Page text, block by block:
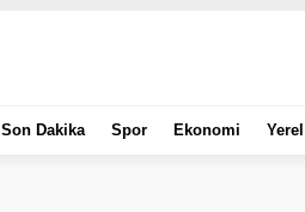
Son Dakika Spor Ekonomi Yerel